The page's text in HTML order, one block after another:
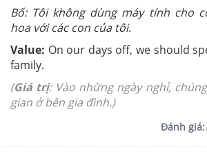
Bố: Tôi không dùng máy tính cho
hoa với các con của tôi.
Value: On our days off, we should
family.
(Giá trị: Vào những ngày nghỉ,
gian ở bên gia đình.)
Đánh giá: